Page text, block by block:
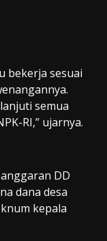
bekerja sesuai
semua
RI,” ujarnya.
DD
dana desa
kepala